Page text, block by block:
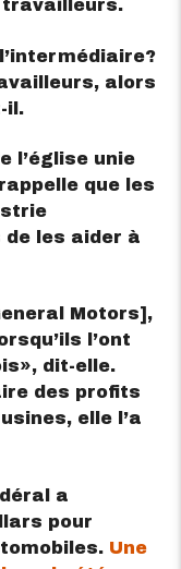
alors
il.
l’église unie
que les
de les aider à
Motors],
l’ont
, dit-elle.
des profits
elle l’a
a
pour
Une